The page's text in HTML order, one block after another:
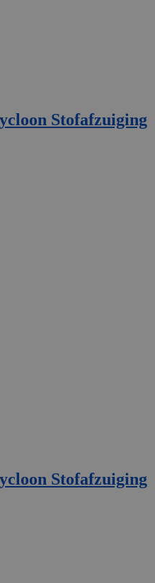
Stofafzuiging
Stofafzuiging